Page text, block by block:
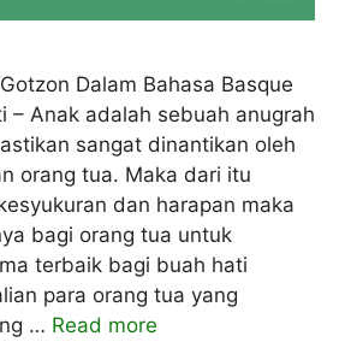
Dalam Bahasa Basque
– Anak adalah sebuah anugrah
sangat dinantikan oleh
orang tua. Maka dari itu
dan harapan maka
bagi orang tua untuk
terbaik bagi buah hati
para orang tua yang
… Read more